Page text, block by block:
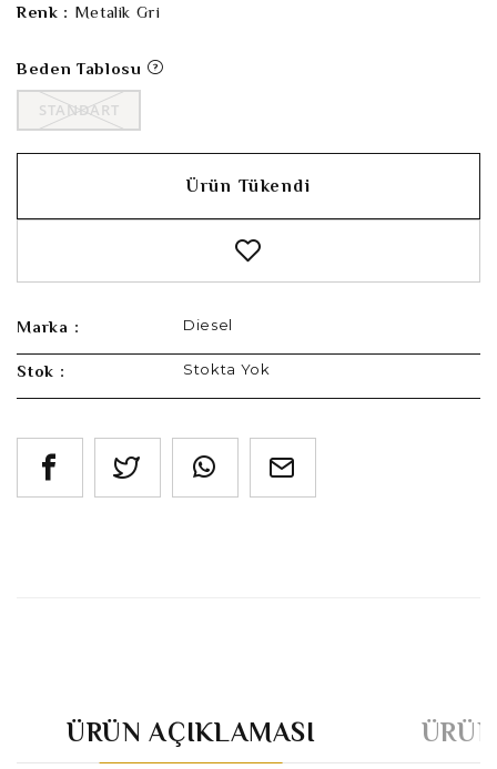
Renk : Metalik Gri
Beden Tablosu
STANDART
Ürün Tükendi
Marka : Diesel
Stok : Stokta Yok
ÜRÜN AÇIKLAMASI